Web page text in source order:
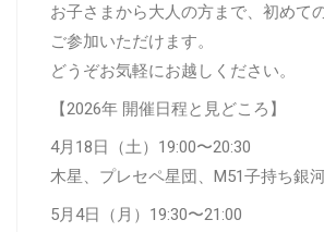
お子さまから大人の方まで、初めて
ご参加いただけます。
どうぞお気軽にお越しください。
【2026年 開催日程と見どころ】
4月18日（土）19:00〜20:30
木星、プレセペ星団、M51子持ち銀
5月4日（月）19:30〜21:00